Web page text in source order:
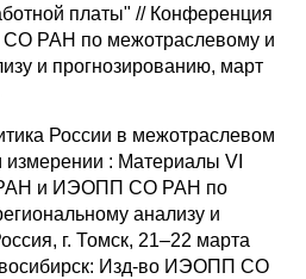
платы" // Конференция
РАН по межотраслевому и
и прогнозированию, март
России в межотраслевом
измерении : Материалы VI
и ИЭОПП СО РАН по
анализу и
г. Томск, 21–22 марта
Изд-во ИЭОПП СО